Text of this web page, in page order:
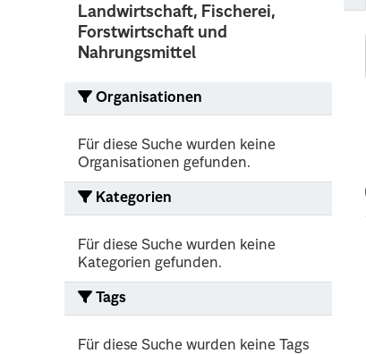
Landwirtschaft, Fischerei,
Forstwirtschaft und
Nahrungsmittel
Organisationen
Für diese Suche wurden keine
Organisationen gefunden.
Kategorien
Für diese Suche wurden keine
Kategorien gefunden.
Tags
Für diese Suche wurden keine Tags